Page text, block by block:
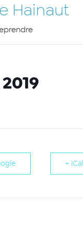
Hainaut
+